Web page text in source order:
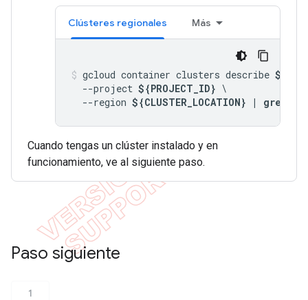
Clústeres regionales Más
gcloud container clusters describe
  --project
${PROJECT_ID} \
  --region
${CLUSTER_LOCATION} | grep
Cuando tengas un clúster instalado y en
funcionamiento, ve al siguiente paso.
Paso siguiente
1